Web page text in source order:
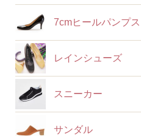
7cmヒールパンプス
レインシューズ
スニーカー
サンダル